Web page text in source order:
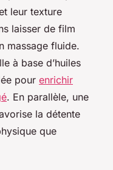
leur texture
laisser de film
massage fluide.
à base d’huiles
pour enrichir
. En parallèle, une
la détente
que